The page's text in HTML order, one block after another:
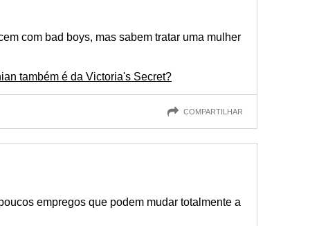
com bad boys, mas sabem tratar uma mulher
também é da Victoria's Secret?
COMPARTILHAR
empregos que podem mudar totalmente a